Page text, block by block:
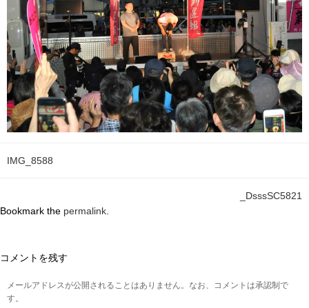
IMG_8588
_DsssSC5821
Bookmark the permalink
コメントを残す
メールアドレスが公開されることはありません。なお、コメントは承認制で
す。